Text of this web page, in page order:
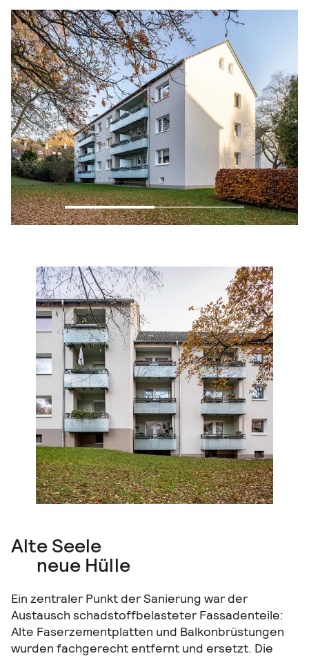
Alte Seele
neue Hülle
Ein zentraler Punkt der Sanierung war der
Austausch schadstoffbelasteter Fassadenteile:
Alte Faserzementplatten und Balkonbrüstungen
wurden fachgerecht entfernt und ersetzt. Die